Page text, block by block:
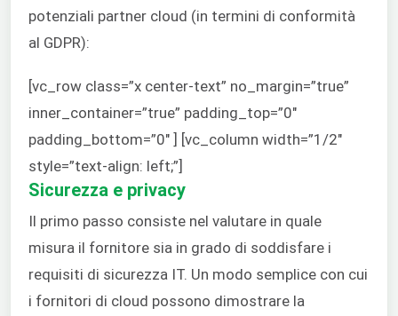
potenziali partner cloud (in termini di conformità
al GDPR):
[vc_row class=”x center-text” no_margin=”true”
inner_container=”true” padding_top=”0″
padding_bottom=”0″ ] [vc_column width=”1/2″
style=”text-align: left;”]
Sicurezza e privacy
Il primo passo consiste nel valutare in quale
misura il fornitore sia in grado di soddisfare i
requisiti di sicurezza IT. Un modo semplice con cui
i fornitori di cloud possono dimostrare la